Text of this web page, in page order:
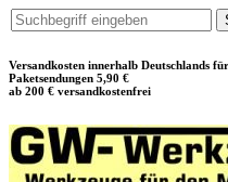
Versandkosten innerhalb Deutschlands
Paketsendungen 5,90 €
ab 200 € versandkostenfrei